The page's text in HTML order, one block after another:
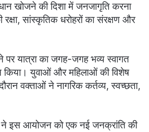
खोजने की दिशा में जनजागृति करना
सांस्कृतिक धरोहरों का संरक्षण और
पर यात्रा का जगह-जगह भव्य स्वागत
युवाओं और महिलाओं की विशेष
वक्ताओं ने नागरिक कर्तव्य, स्वच्छता,
ने इस आयोजन को एक नई जनक्रांति की